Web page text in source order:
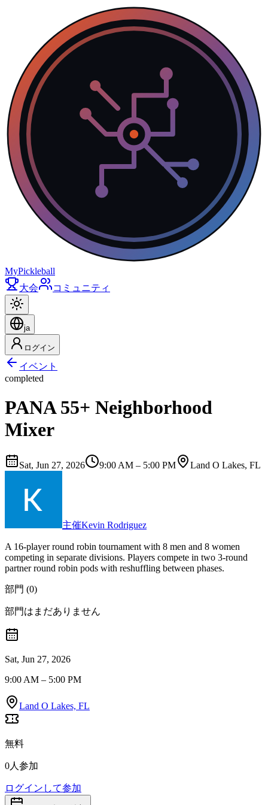
MyPickleball
大会
コミュニティ
ja
ログイン
イベント
completed
PANA 55+ Neighborhood
Mixer
Sat, Jun 27, 2026 9:00 AM – 5:00 PM Land O Lakes, FL
主催Kevin Rodriguez
A 16-player round robin tournament with 8 men and 8 women
competing in separate divisions. Players compete in two 3-round
partner round robin pods with reshuffling between phases.
部門 (0)
部門はまだありません
Sat, Jun 27, 2026
9:00 AM – 5:00 PM
Land O Lakes, FL
無料
0人参加
ログインして参加